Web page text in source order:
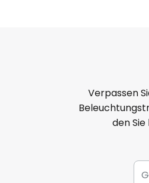
Verpassen
den